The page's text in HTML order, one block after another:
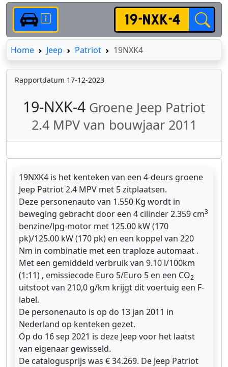
HomeHome
Jeep Patriot 19NXK4
Rapportdatum 17-12-2023
19-NXK-4 Groene Jeep Patriot
2.4 MPV van bouwjaar 2011
19NXK4 is het kenteken van een 4-deurs groene
Jeep Patriot 2.4 MPV met 5 zitplaatsen.
Deze personenauto van 1.550 Kg wordt in
beweging gebracht door een 4 cilinder 2.359 cm3
benzine/lpg-motor met 125.00 kW (170
pk)/125.00 kW (170 pk) en een koppel van 220
Nm in combinatie met een traploze automaat .
Met een gemiddeld verbruik van 9.10 l/100km
(1:11) , emissiecode Euro 5/Euro 5 en een CO2
uitstoot van 210,0 g/km krijgt dit voertuig een F-
label.
De personenauto is op do 13 jan 2011 in
Nederland op kenteken gezet.
Op do 16 sep 2021 is deze Jeep voor het laatst
van eigenaar gewisseld.
De catalogusprijs was € 34.269. De Jeep Patriot